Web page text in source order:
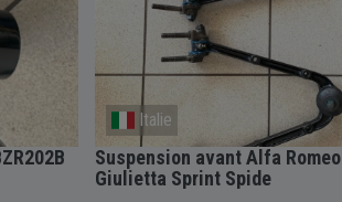
Italie
Suspension avant Alfa Romeo
Giulietta Sprint Spide